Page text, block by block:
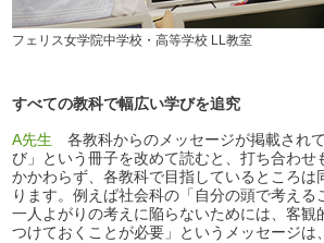
フェリス女学院中学校・高等学校 LL教室
すべての教科で幅広い学びを追究
A先生 各教科からのメッセージが掲載され
び」という冊子を改めて読むと、打ち合わせ
かかわらず、各教科で目指しているところは
ります。例えば社会科の「自分の頭で考える
一人よがりの考えに陥らないためには、客観
つけておくことが必要」というメッセージは